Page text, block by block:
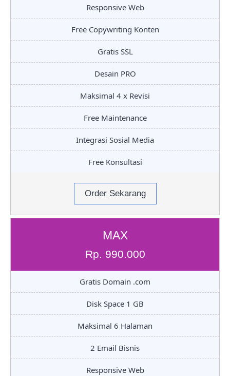
Responsive Web
Free Copywriting Konten
Gratis SSL
Desain PRO
Maksimal 4 x Revisi
Free Maintenance
Integrasi Sosial Media
Free Konsultasi
Order Sekarang
MAX
Rp. 990.000
Gratis Domain .com
Disk Space 1 GB
Maksimal 6 Halaman
2 Email Bisnis
Responsive Web